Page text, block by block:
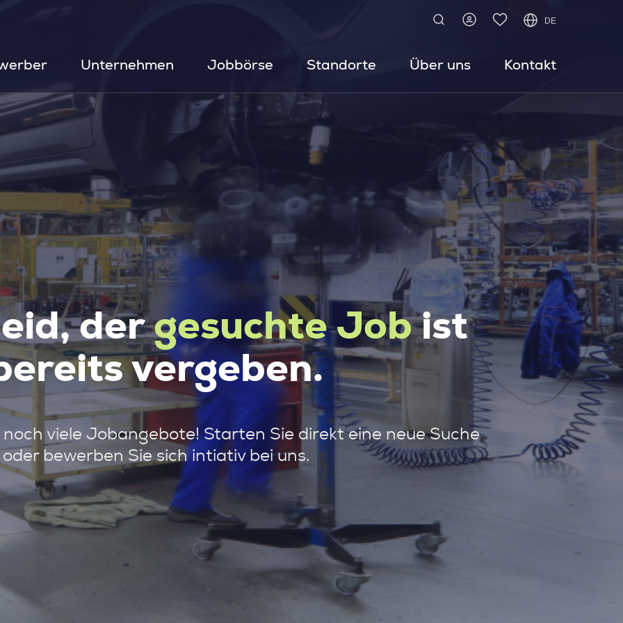
DE
Unternehmen Jobbörse Standorte Über uns Kontakt
dergesuchte Jobist
vergeben.
viele Jobangebote! Starten Sie direkt eine neue Suche
oder bewerben Sie sich intiativ bei uns.